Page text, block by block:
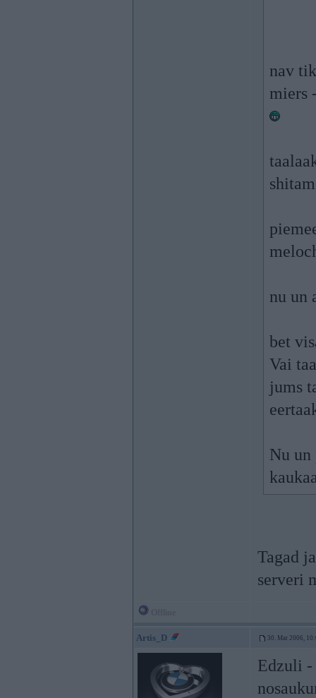
nav
miers
nu un
bet
Vai
jums
Nu un
Tagad
serveri
Artis_D 30. Mar 2006,
Edzuli -